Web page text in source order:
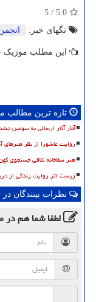
5.0
/
5
تگهای خبر:
این مطلب موزیک
تازه ترین مطالب
آمار آثار ارسالی به سومین
روایت عاشورا از نظر
هنر سقاخانه تلاقی جستجوی
زیست اثر روایت زندگی از
نظرات بینندگان
لطفا شما همدر